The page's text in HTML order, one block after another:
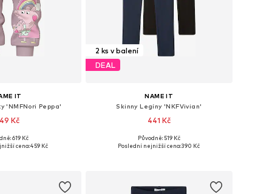
IT
'NMFNori Peppa'
Kč
velikostech
619 Kč
cena:459 Kč
2 ks v balení
DEAL
NAME IT
Skinny Legíny 'NKFVivian'
441 Kč
+1
Dostupné v mnoha velikostech
Původně: 519 Kč
Poslední nejnižší cena:390 Kč